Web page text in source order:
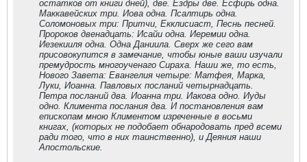
остатков от книги дней), две. Ездры две. Есфирь одна.
Маккавейских три. Иова одна. Псалтирь одна.
Соломоновых три: Притчи, Екклисиаст, Песнь песней.
Пророков двенадцать: Исайи одна. Иеремии одна.
Иезекииля одна. Одна Даниила. Сверх же сего вам
присовокупится в замечание, чтобы юные ваши изучали
премудрость многоученаго Сираха. Наши же, то есть,
Нового Завета: Евангелия четыре: Матфея, Марка,
Луки, Иоанна. Павловых посланий четырнадцать.
Петра посланий два. Иоанна три. Иакова одно. Иуды
одно. Климента послания два. И постановления вам
епископам мною Климентом изреченные в восьми
книгах, (которых не подобает обнародовать пред всеми
ради того, что в них таинственно), и Деяния наши
Апостольские.